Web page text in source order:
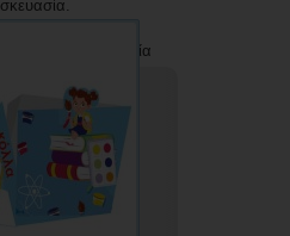
με την επωνυμία